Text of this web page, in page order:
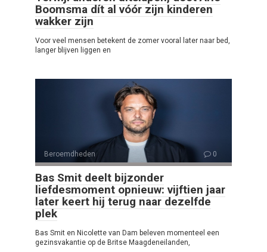
Boomsma dít al vóór zijn kinderen
wakker zijn
Voor veel mensen betekent de zomer vooral later naar bed,
langer blijven liggen en
Beroemdheden 0
Bas Smit deelt bijzonder
liefdesmoment opnieuw: vijftien jaar
later keert hij terug naar dezelfde
plek
Bas Smit en Nicolette van Dam beleven momenteel een
gezinsvakantie op de Britse Maagdeneilanden,